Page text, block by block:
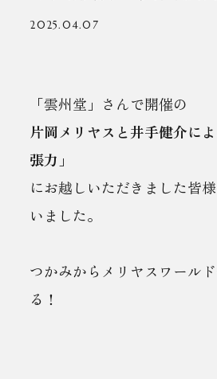
2025.04.07
「雲州堂」さんで開催の
片岡メリヤスと井手健介に
張力」
にお越しいただきました皆
いました。
つかみからメリヤスワール
る！